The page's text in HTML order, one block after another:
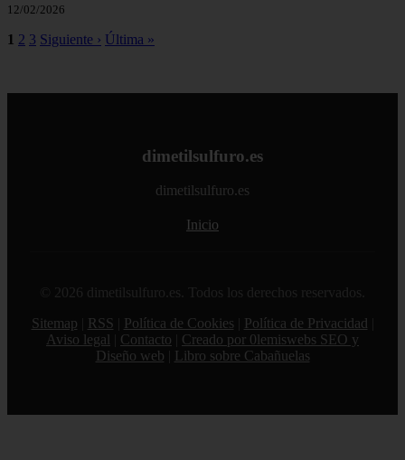
12/02/2026
1 2 3 Siguiente › Última »
dimetilsulfuro.es
dimetilsulfuro.es
Inicio
© 2026 dimetilsulfuro.es. Todos los derechos reservados.
Sitemap
RSS Política de Cookies Política de Privacidad
Aviso legal
Contacto
Creado por 0lemiswebs SEO y
Diseño web
Libro sobre Cabañuelas